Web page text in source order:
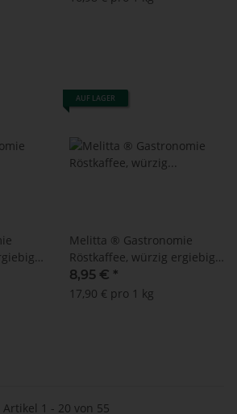
AUF LAGER
Melitta ® Gastronomie
Röstkaffee, würzig ergiebig
500 g - MHD: 25.12.2025
8,95 € *
17,90 € pro 1 kg
Artikel 1 - 20 von 55